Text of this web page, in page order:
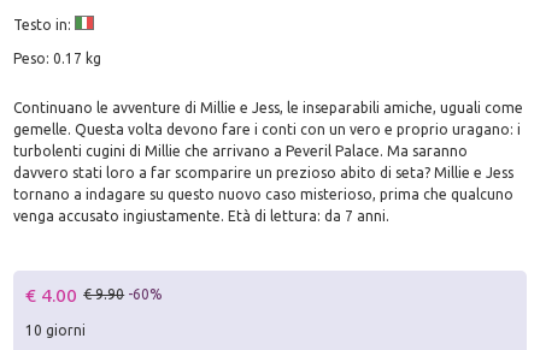
Testo in:
Peso: 0.17 kg
Continuano le avventure di Millie e Jess, le inseparabili amiche, uguali come
gemelle. Questa volta devono fare i conti con un vero e proprio uragano: i
turbolenti cugini di Millie che arrivano a Peveril Palace. Ma saranno
davvero stati loro a far scomparire un prezioso abito di seta? Millie e Jess
tornano a indagare su questo nuovo caso misterioso, prima che qualcuno
venga accusato ingiustamente. Età di lettura: da 7 anni.
€ 4.00 € 9.90 -60%
10 giorni